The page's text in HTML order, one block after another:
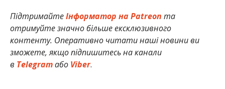
ПідтримайтеІнформатор на Patreon та
отримуйте значно більше ексклюзивного
контенту. Оперативно читати наші новини ви
зможете, якщо підпишитесь на канали
в Telegramабо Viber.